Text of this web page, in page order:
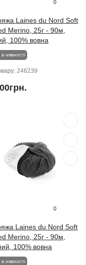
0
Laines du Nord Soft
Merino, 25г - 90м,
100% вовна
нявності
246239
0
Laines du Nord Soft
Merino, 25г - 90м,
100% вовна
нявності